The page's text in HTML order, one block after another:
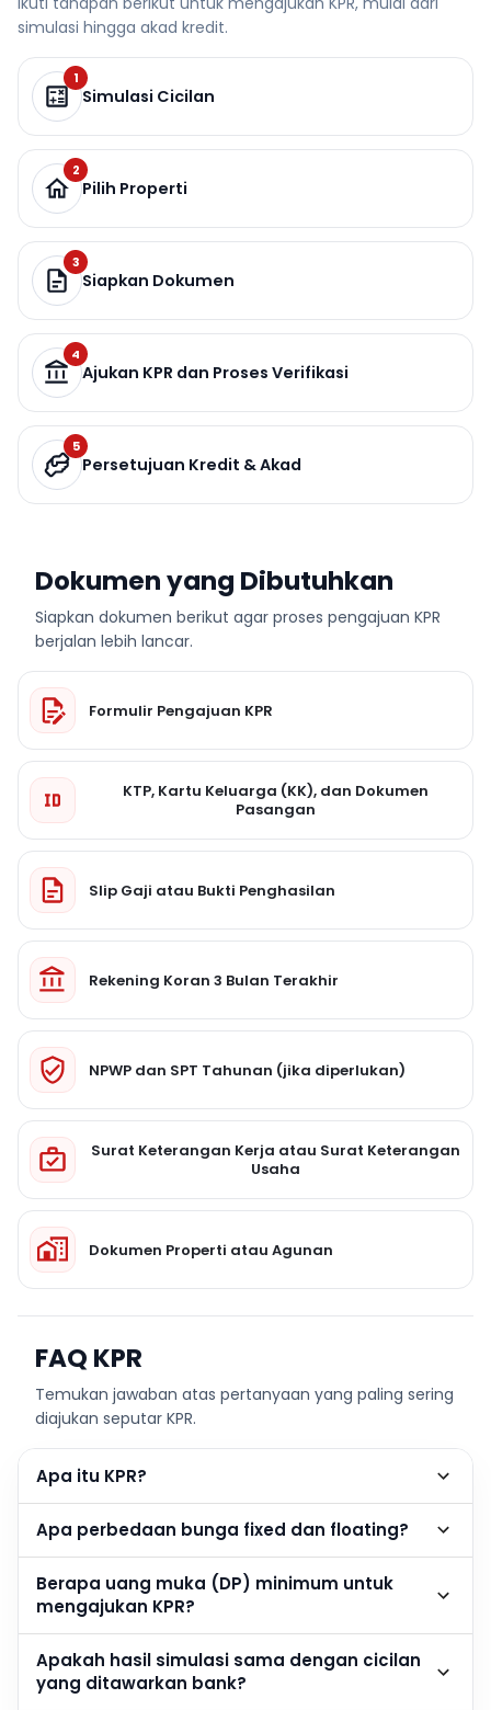
simulasi hingga akad kredit.
1
Simulasi Cicilan
2
Pilih Properti
3
Siapkan Dokumen
4
Ajukan KPR dan Proses Verifikasi
5
Persetujuan Kredit & Akad
Dokumen yang Dibutuhkan
Siapkan dokumen berikut agar proses pengajuan KPR
berjalan lebih lancar.
Formulir Pengajuan KPR
KTP, Kartu Keluarga (KK), dan Dokumen
Pasangan
Slip Gaji atau Bukti Penghasilan
Rekening Koran 3 Bulan Terakhir
NPWP dan SPT Tahunan (jika diperlukan)
Surat Keterangan Kerja atau Surat Keterangan
Usaha
Dokumen Properti atau Agunan
FAQ KPR
Temukan jawaban atas pertanyaan yang paling sering
diajukan seputar KPR.
Apa itu KPR?
Apa perbedaan bunga fixed dan floating?
Berapa uang muka (DP) minimum untuk
mengajukan KPR?
Apakah hasil simulasi sama dengan cicilan
yang ditawarkan bank?